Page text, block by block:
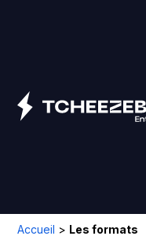
Accueil > Les formats